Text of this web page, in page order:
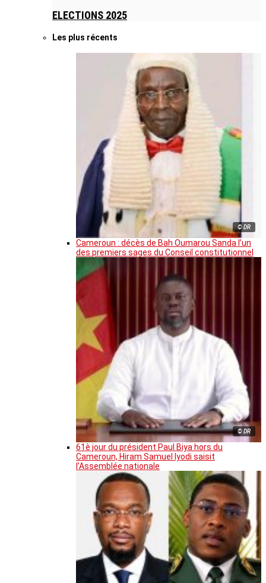
ELECTIONS 2025
Les plus récents
© DR
Cameroun : décès de Bah Oumarou Sanda l’un
des premiers sages du Conseil constitutionnel
© DR
61è jour du président Paul Biya hors du
Cameroun, Hiram Samuel Iyodi saisit
l’Assemblée nationale